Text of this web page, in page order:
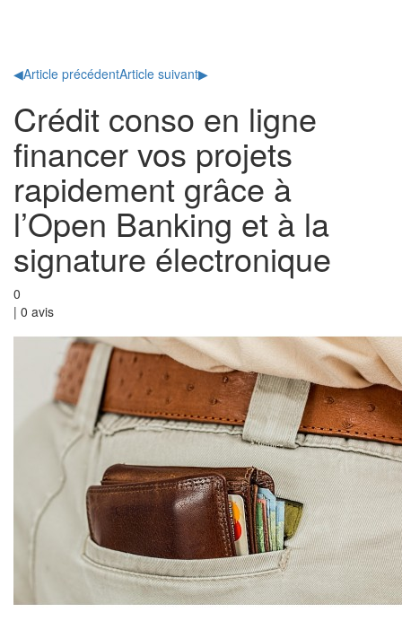
◀Article précédentArticle suivant▶
Crédit conso en ligne
financer vos projets
rapidement grâce à
l’Open Banking et à la
signature électronique
0
| 0 avis